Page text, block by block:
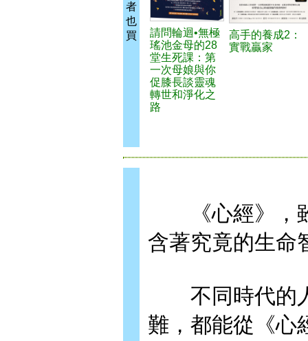
者
也
買
請問輪迴•無極
瑤池金母的28
堂生死課：第
一次母娘與你
促膝長談靈魂
轉世和淨化之
路
高手的養成2：
實戰贏家
《心經》，雖
含著究竟的生命
不同時代的人
難，都能從《心